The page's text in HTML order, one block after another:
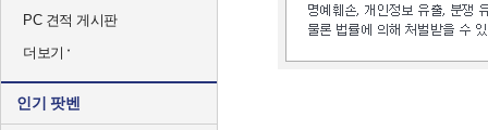
PC 견적 게시판
더보기
인기 팟벤